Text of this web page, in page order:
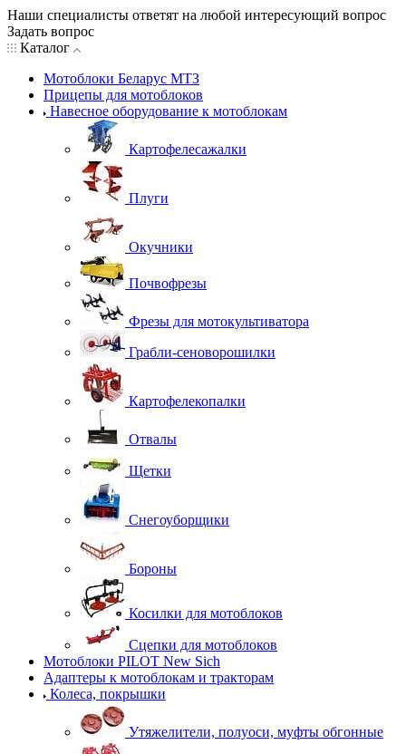
Наши специалисты ответят на любой интересующий вопрос
Задать вопрос
Каталог
Мотоблоки Беларус МТЗ
Прицепы для мотоблоков
Навесное оборудование к мотоблокам
Картофелесажалки
Плуги
Окучники
Почвофрезы
Фрезы для мотокультиватора
Грабли-сеноворошилки
Картофелекопалки
Отвалы
Щетки
Снегоуборщики
Бороны
Косилки для мотоблоков
Сцепки для мотоблоков
Мотоблоки PILOT New Sich
Адаптеры к мотоблокам и тракторам
Колеса, покрышки
Утяжелители, полуоси, муфты обгонные